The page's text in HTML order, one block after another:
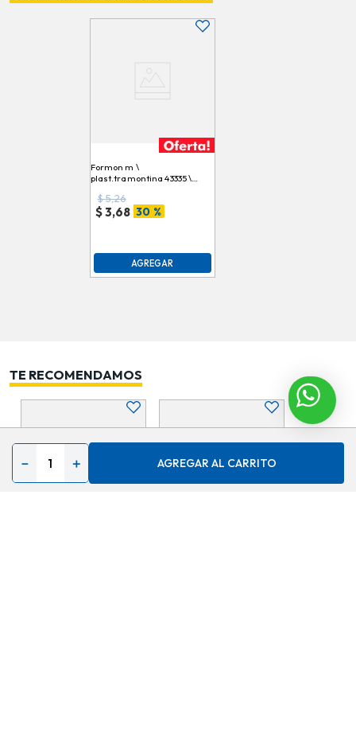
＋
－ AGREGAR AL CARRITO
Formon m \
plast.tramontina 43335 \
master
$5,26
$3,68 30 %
AGREGAR
TE RECOMENDAMOS